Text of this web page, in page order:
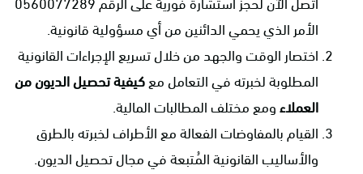
الأمر الذي يحمي الدائنين من أي مسؤولية قانونية.
اختصار الوقت والجهد من خلال تسريع الإجراءات القانونية
المطلوبة لخبرته في التعامل معكيفية تحصيل الديون من
العملاءومع مختلف المطالبات المالية.
القيام بالمفاوضات الفعالة مع الأطراف لخبرته بالطرق
والأساليب القانونية المُتبعة في مجال تحصيل الديون.